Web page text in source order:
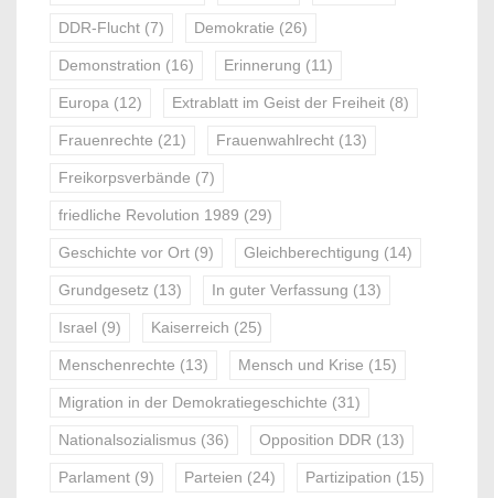
DDR-Flucht (7) Demokratie (26)
Demonstration (16) Erinnerung (11)
Europa (12) Extrablatt im Geist der Freiheit (8)
Frauenrechte (21) Frauenwahlrecht (13)
Freikorpsverbände (7)
friedliche Revolution 1989 (29)
Geschichte vor Ort (9) Gleichberechtigung (14)
Grundgesetz (13) In guter Verfassung (13)
Israel (9) Kaiserreich (25)
Menschenrechte (13) Mensch und Krise (15)
Migration in der Demokratiegeschichte (31)
Nationalsozialismus (36) Opposition DDR (13)
Parlament (9) Parteien (24) Partizipation (15)